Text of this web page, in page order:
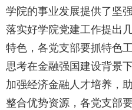
学院的事业发展提供了坚
落实好学院党建工作提出
特色，各党支部要抓特色
思考在金融强国建设背景
加强经济金融人才培养，
整合优势资源，各党支部